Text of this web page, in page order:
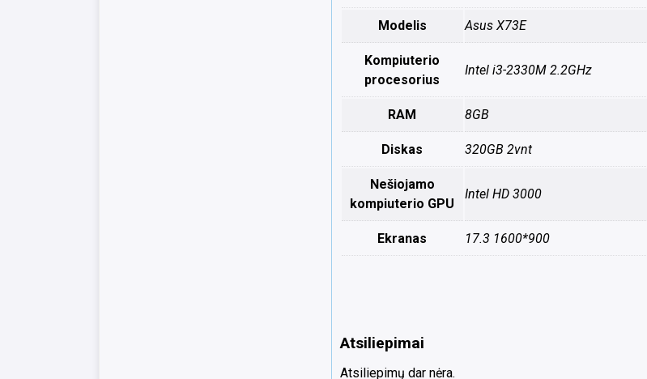
Modelis Asus X73E
Kompiuterio
procesorius
Intel i3-2330M 2.2GHz
RAM 8GB
Diskas 320GB 2vnt
Nešiojamo
kompiuterio GPU
Intel HD 3000
Ekranas 17.3 1600*900
Atsiliepimai
Atsiliepimų dar nėra.